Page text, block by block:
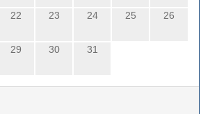
22 23 24 25 26
29 30 31